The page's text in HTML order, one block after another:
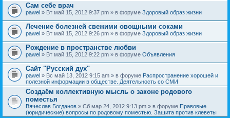
Сам себе врач
pawel » Вт май 15, 2012 9:37 pm » в форуме Здоровый образ жизни
Лечение болезней свежими овощными соками
pawel » Вт май 15, 2012 9:26 pm » в форуме Здоровый образ жизни
Рождение в пространстве любви
pawel » Вт май 15, 2012 9:22 pm » в форуме Объявления
Сайт "Русский дух"
pawel » Вс май 13, 2012 9:15 am » в форуме Распространение хорошей и
полезной информации в обществе. Деятельность со СМИ
Создаём коллективную мысль о законе родового
поместья
Вячеслав Богданов » Сб мар 24, 2012 9:13 pm » в форуме Правовые
(юридические) вопросы по родовому поместью. Защита против клеветы